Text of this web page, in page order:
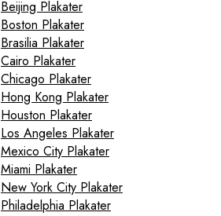
Beijing Plakater
Boston Plakater
Brasilia Plakater
Cairo Plakater
Chicago Plakater
Hong Kong Plakater
Houston Plakater
Los Angeles Plakater
Mexico City Plakater
Miami Plakater
New York City Plakater
Philadelphia Plakater